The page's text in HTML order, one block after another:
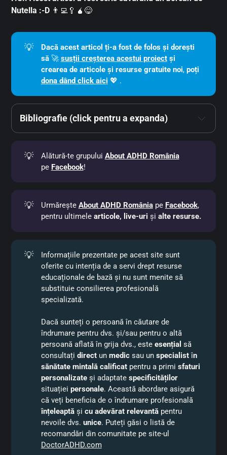
Nutella :-D 👨‍💻🥄🧉😋
💡
Dacă acest articol ți-a fost de folos și dorești
să 🚀susții creșterea acestui proiect și
crearea de articole și resurse gratuite noi, poți
dona dând click aici 💖 .
Bibliografie (click pentru a expanda)
https://doi.org/10.1176/appi.books.9780890425596
https://doi.org/10.1037/a0017376
Neuroscience & Biobehavioral Reviews
Complementary therapies in
medicine 53
https://doi.org/10.1016/j.ctim.2020.102512
https://doi.org/10.1007/BF02168088
💡 Alătură-te grupului About ADHD România
pe Facebook!
💡 Urmărește About ADHD Româniape Facebook,
pentru ultimele articole, live-uri și alte resurse.
💡
Informațiile prezentate pe acest site sunt
oferite cu intenția de a servi drept resurse
educaționale de bază și nu sunt menite să
substituie consilierea profesională
specializată.
Dacă sunteți o persoană în căutare de
îndrumare pentru dvs. și/sau pentru o altă
persoană aflată în grija dvs., este esențial să
consultați directun medicsau un specialistîn
sănătate mintală calificatpentru a primi sfaturi
personalizateși adaptate specificităților
situației personale. Această abordare asigură
că veți beneficia de o îndrumare profesională
înțeleaptăși cu adevărat relevantăpentru
nevoile dvs. unice. Puteți găsi o listă de
recomandări din comunitate pe site-ul
DoctorADHD.com